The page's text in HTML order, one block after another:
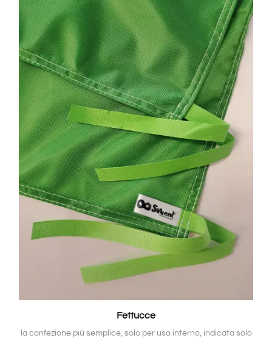
Fettucce
la confezione più semplice, solo per uso interno, indicata solo